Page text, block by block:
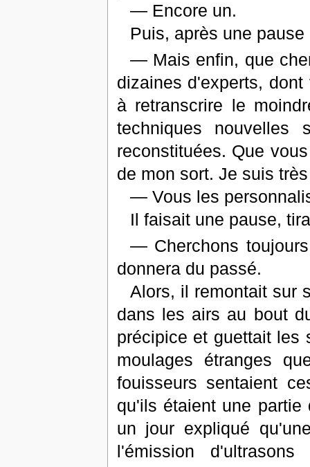
— Encore un.
Puis, après une pause
— Mais enfin, que
dizaines d'experts,
à retranscrire le
techniques
reconstituées. Que
de mon sort. Je suis
— Vous les
Il faisait une pause,
— Cherchons
donnera du passé.
Alors, il remontait sur
dans les airs au bout
précipice et guettait les
moulages étranges
fouisseurs sentaient
qu'ils étaient une
un jour expliqué
l'émission